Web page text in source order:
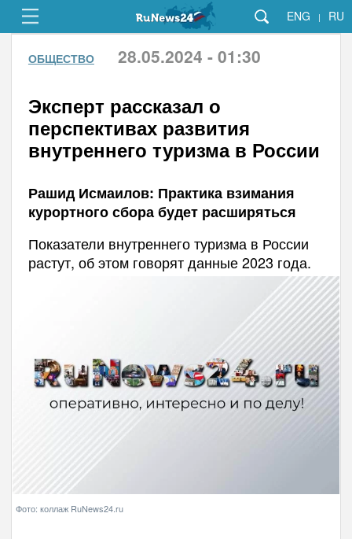
ENG | RU
ОБЩЕСТВО 28.05.2024 - 01:30
Эксперт рассказал о
перспективах развития
внутреннего туризма в России
Рашид Исмаилов: Практика взимания
курортного сбора будет расширяться
Показатели внутреннего туризма в России
растут, об этом говорят данные 2023 года.
Фото: коллаж RuNews24.ru